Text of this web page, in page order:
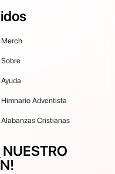
Merch
Sobre
Ayuda
Himnario Adventista
Alabanzas Cristianas
NUESTRO